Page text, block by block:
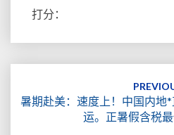
打分：
暑期赴美：速度上！中国内地
运。正暑假含税